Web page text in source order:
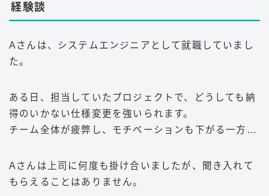
経験談
Aさんは、システムエンジニアとして就職していまし
た。
ある日、担当していたプロジェクトで、どうしても納
得のいかない仕様変更を強いられます。
チーム全体が疲弊し、モチベーションも下がる一方…
Aさんは上司に何度も掛け合いましたが、聞き入れて
もらえることはありません。